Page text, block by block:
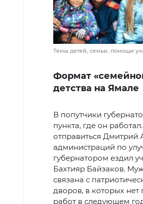
Темы детей, семьи, помощи
Формат
детства на Ямале
В попутчики
пункта, где он
отправиться Дмитрий
администраций по
губернатором ездил
Бахтияр Байзаков.
связана с
дворов, в которых
работ в следующем